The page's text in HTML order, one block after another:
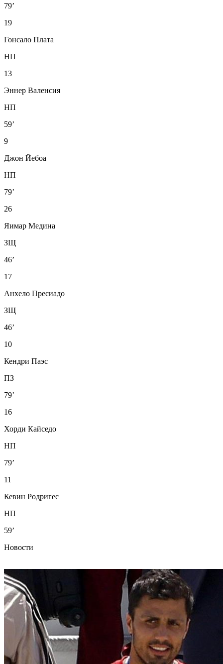
79’
19
Гонсало Плата
НП
13
Эннер Валенсия
НП
59’
9
Джон Йебоа
НП
79’
26
Яимар Медина
ЗЩ
46’
17
Анхело Пресиадо
ЗЩ
46’
10
Кендри Паэс
ПЗ
79’
16
Хорди Кайседо
НП
79’
11
Кевин Родригес
НП
59’
Новости